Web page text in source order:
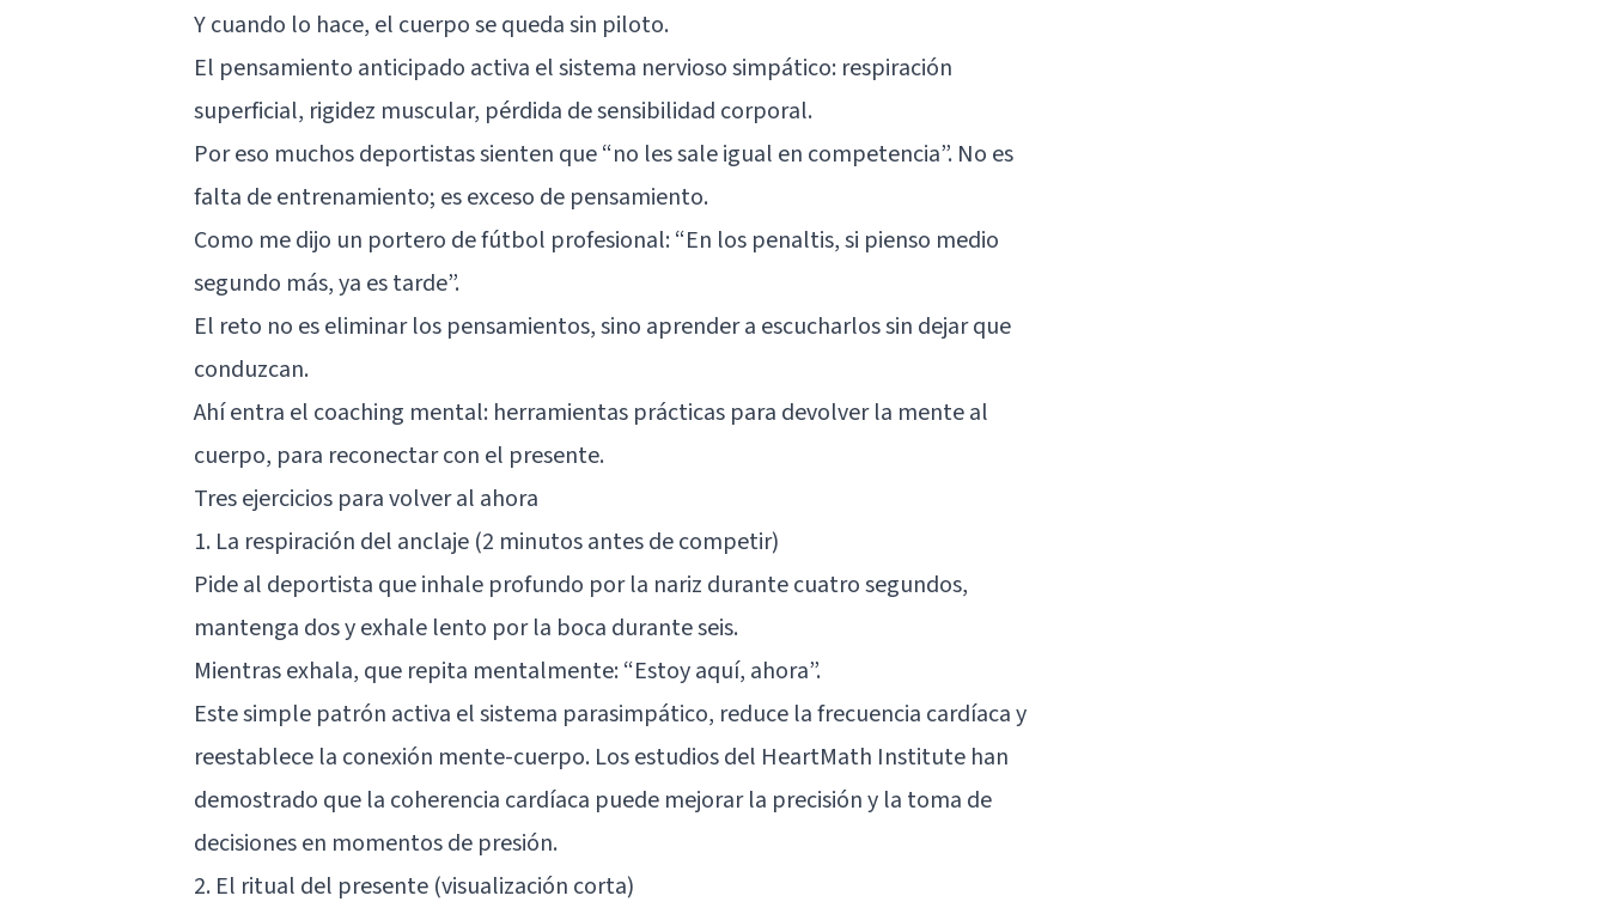
Y cuando lo hace, el cuerpo se queda sin piloto.
El pensamiento anticipado activa el sistema nervioso simpático: respiración
superficial, rigidez muscular, pérdida de sensibilidad corporal.
Por eso muchos deportistas sienten que “no les sale igual en competencia”. No es
falta de entrenamiento; es exceso de pensamiento.
Como me dijo un portero de fútbol profesional: “En los penaltis, si pienso medio
segundo más, ya es tarde”.
El reto no es eliminar los pensamientos, sino aprender a escucharlos sin dejar que
conduzcan.
Ahí entra el coaching mental: herramientas prácticas para devolver la mente al
cuerpo, para reconectar con el presente.
Tres ejercicios para volver al ahora
1. La respiración del anclaje (2 minutos antes de competir)
Pide al deportista que inhale profundo por la nariz durante cuatro segundos,
mantenga dos y exhale lento por la boca durante seis.
Mientras exhala, que repita mentalmente: “Estoy aquí, ahora”.
Este simple patrón activa el sistema parasimpático, reduce la frecuencia cardíaca y
reestablece la conexión mente-cuerpo. Los estudios del HeartMath Institute han
demostrado que la coherencia cardíaca puede mejorar la precisión y la toma de
decisiones en momentos de presión.
2. El ritual del presente (visualización corta)